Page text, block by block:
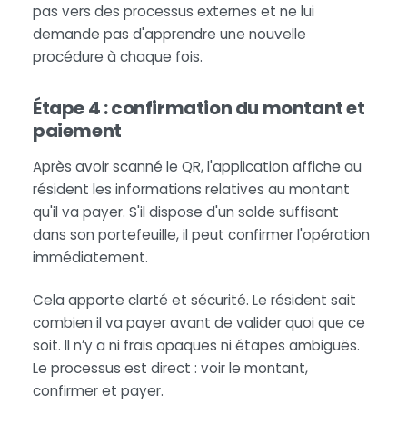
pas vers des processus externes et ne lui
demande pas d'apprendre une nouvelle
procédure à chaque fois.
Étape 4 : confirmation du montant et
paiement
Après avoir scanné le QR, l'application affiche au
résident les informations relatives au montant
qu'il va payer. S'il dispose d'un solde suffisant
dans son portefeuille, il peut confirmer l'opération
immédiatement.
Cela apporte clarté et sécurité. Le résident sait
combien il va payer avant de valider quoi que ce
soit. Il n’y a ni frais opaques ni étapes ambiguës.
Le processus est direct : voir le montant,
confirmer et payer.